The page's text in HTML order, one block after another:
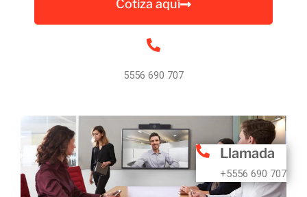
Cotiza aquí
5556 690 707
Llamada
+5556 690 707